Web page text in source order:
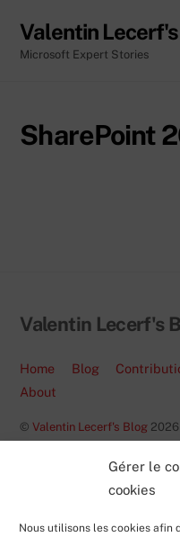
Gérer le
cookies
Nous utilisons les cookies afin
content
Valentin
Microsoft Expert Stories
SharePoint
Valentin Lecerf's
Home Blog
About
©Valentin Lecerf's Blog 2026